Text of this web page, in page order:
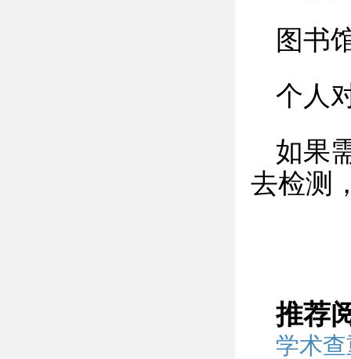
图书
个人
如果
去检测
推荐
学术